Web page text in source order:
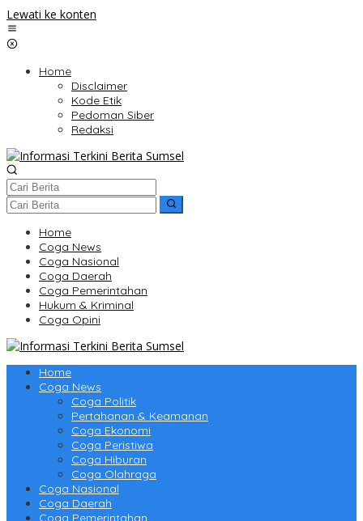
Lewati ke konten
Home
Disclaimer
Kode Etik
Pedoman Siber
Redaksi
Home
Coga News
Coga Nasional
Coga Daerah
Coga Pemerintahan
Hukum & Kriminal
Coga Opini
Home
Coga News
Coga Politik
Pertahanan & Keamanan
Coga Ekonomi
Coga Peristiwa
Coga Hiburan
Coga Olahraga
Coga Nasional
Coga Daerah
Coga Pemerintahan